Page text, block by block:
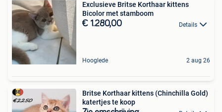
Exclusieve Britse Korthaar kittens
Bicolor met stamboom
€ 1.280,00 Details
Hooglede 2 aug 26
Britse Korthaar kittens (Chinchilla Gold)
katertjes te koop